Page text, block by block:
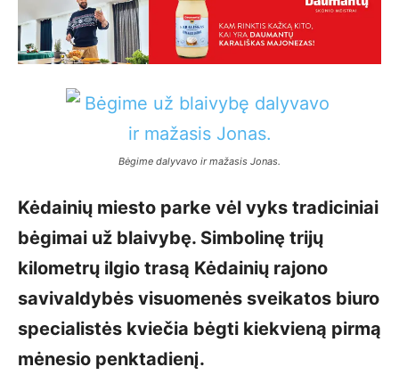
Bėgime dalyvavo ir mažasis Jonas.
Kėdainių miesto parke vėl vyks tradiciniai
bėgimai už blaivybę. Simbolinę trijų
kilometrų ilgio trasą Kėdainių rajono
savivaldybės visuomenės sveikatos biuro
specialistės kviečia bėgti kiekvieną pirmą
mėnesio penktadienį.